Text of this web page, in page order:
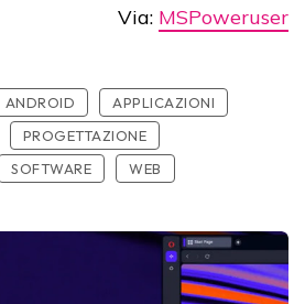
Via: MSPoweruser
ANDROID
APPLICAZIONI
PROGETTAZIONE
SOFTWARE WEB